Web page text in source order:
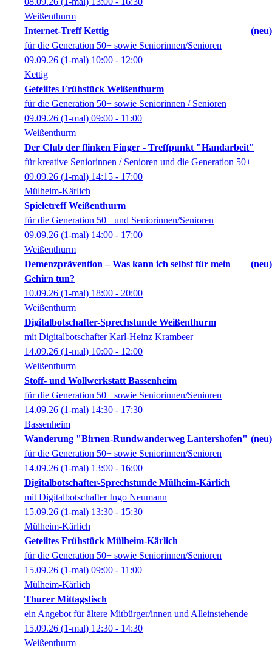
Weißenthurm
Internet-Treff Kettig
neu
für die Generation 50+ sowie Seniorinnen/Senioren
09.09.26 (1-mal) 10:00 - 12:00
Kettig
Geteiltes Frühstück Weißenthurm
für die Generation 50+ sowie Seniorinnen / Senioren
09.09.26 (1-mal) 09:00 - 11:00
Weißenthurm
Der Club der flinken Finger - Treffpunkt "Handarbeit"
für kreative Seniorinnen / Senioren und die Generation 50+
09.09.26 (1-mal) 14:15 - 17:00
Mülheim-Kärlich
Spieletreff Weißenthurm
für die Generation 50+ und Seniorinnen/Senioren
09.09.26 (1-mal) 14:00 - 17:00
Weißenthurm
Demenzprävention – Was kann ich selbst für mein
Gehirn tun?
neu
10.09.26 (1-mal) 18:00 - 20:00
Weißenthurm
Digitalbotschafter-Sprechstunde Weißenthurm
mit Digitalbotschafter Karl-Heinz Krambeer
14.09.26 (1-mal) 10:00 - 12:00
Weißenthurm
Stoff- und Wollwerkstatt Bassenheim
für die Generation 50+ sowie Seniorinnen/Senioren
14.09.26 (1-mal) 14:30 - 17:30
Bassenheim
Wanderung "Birnen-Rundwanderweg Lantershofen"
neu
für die Generation 50+ sowie Seniorinnen/Senioren
14.09.26 (1-mal) 13:00 - 16:00
Digitalbotschafter-Sprechstunde Mülheim-Kärlich
mit Digitalbotschafter Ingo Neumann
15.09.26 (1-mal) 13:30 - 15:30
Mülheim-Kärlich
Geteiltes Frühstück Mülheim-Kärlich
für die Generation 50+ sowie Seniorinnen/Senioren
15.09.26 (1-mal) 09:00 - 11:00
Mülheim-Kärlich
Thurer Mittagstisch
ein Angebot für ältere Mitbürger/innen und Alleinstehende
15.09.26 (1-mal) 12:30 - 14:30
Weißenthurm